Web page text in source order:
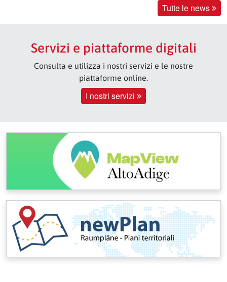
Tutte le news
Servizi e piattaforme digitali
Consulta e utilizza i nostri servizi e le nostre
piattaforme online.
I nostri servizi